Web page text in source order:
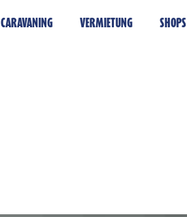
CARAVANING VERMIETUNG SHOPS